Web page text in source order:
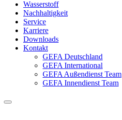
Wasserstoff
Nachhaltigkeit
Service
Karriere
Downloads
Kontakt
GEFA Deutschland
GEFA International
GEFA Außendienst Team
GEFA Innendienst Team